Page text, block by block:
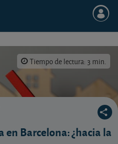
Tiempo de lectura: 3 min.
en Barcelona: ¿hacia la